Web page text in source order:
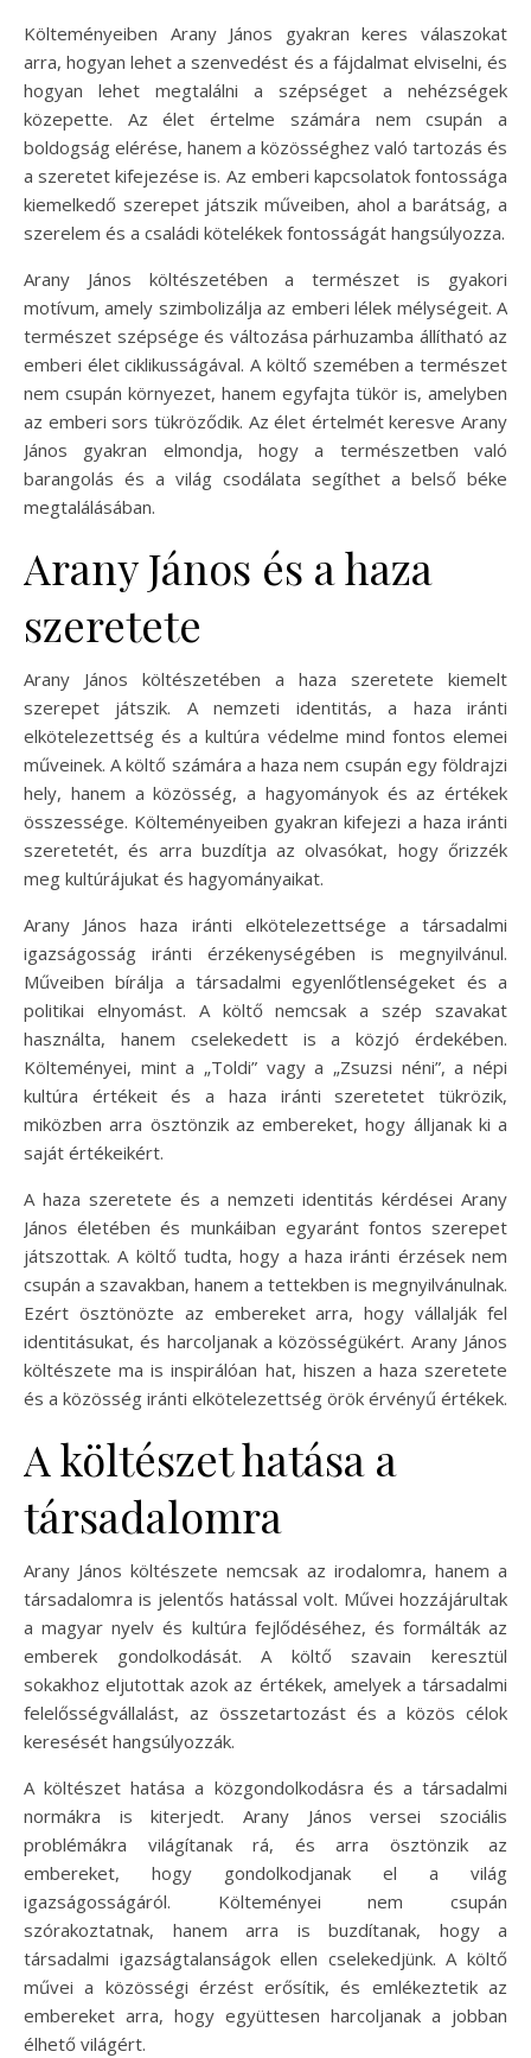
Költeményeiben Arany János gyakran keres válaszokat
arra, hogyan lehet a szenvedést és a fájdalmat elviselni, és
hogyan lehet megtalálni a szépséget a nehézségek
közepette. Az élet értelme számára nem csupán a
boldogság elérése, hanem a közösséghez való tartozás és
a szeretet kifejezése is. Az emberi kapcsolatok fontossága
kiemelkedő szerepet játszik műveiben, ahol a barátság, a
szerelem és a családi kötelékek fontosságát hangsúlyozza.
Arany János költészetében a természet is gyakori
motívum, amely szimbolizálja az emberi lélek mélységeit. A
természet szépsége és változása párhuzamba állítható az
emberi élet ciklikusságával. A költő szemében a természet
nem csupán környezet, hanem egyfajta tükör is, amelyben
az emberi sors tükröződik. Az élet értelmét keresve Arany
János gyakran elmondja, hogy a természetben való
barangolás és a világ csodálata segíthet a belső béke
megtalálásában.
Arany János és a haza
szeretete
Arany János költészetében a haza szeretete kiemelt
szerepet játszik. A nemzeti identitás, a haza iránti
elkötelezettség és a kultúra védelme mind fontos elemei
műveinek. A költő számára a haza nem csupán egy földrajzi
hely, hanem a közösség, a hagyományok és az értékek
összessége. Költeményeiben gyakran kifejezi a haza iránti
szeretetét, és arra buzdítja az olvasókat, hogy őrizzék
meg kultúrájukat és hagyományaikat.
Arany János haza iránti elkötelezettsége a társadalmi
igazságosság iránti érzékenységében is megnyilvánul.
Műveiben bírálja a társadalmi egyenlőtlenségeket és a
politikai elnyomást. A költő nemcsak a szép szavakat
használta, hanem cselekedett is a közjó érdekében.
Költeményei, mint a „Toldi” vagy a „Zsuzsi néni”, a népi
kultúra értékeit és a haza iránti szeretetet tükrözik,
miközben arra ösztönzik az embereket, hogy álljanak ki a
saját értékeikért.
A haza szeretete és a nemzeti identitás kérdései Arany
János életében és munkáiban egyaránt fontos szerepet
játszottak. A költő tudta, hogy a haza iránti érzések nem
csupán a szavakban, hanem a tettekben is megnyilvánulnak.
Ezért ösztönözte az embereket arra, hogy vállalják fel
identitásukat, és harcoljanak a közösségükért. Arany János
költészete ma is inspirálóan hat, hiszen a haza szeretete
és a közösség iránti elkötelezettség örök érvényű értékek.
A költészet hatása a
társadalomra
Arany János költészete nemcsak az irodalomra, hanem a
társadalomra is jelentős hatással volt. Művei hozzájárultak
a magyar nyelv és kultúra fejlődéséhez, és formálták az
emberek gondolkodását. A költő szavain keresztül
sokakhoz eljutottak azok az értékek, amelyek a társadalmi
felelősségvállalást, az összetartozást és a közös célok
keresését hangsúlyozzák.
A költészet hatása a közgondolkodásra és a társadalmi
normákra is kiterjedt. Arany János versei szociális
problémákra világítanak rá, és arra ösztönzik az
embereket, hogy gondolkodjanak el a világ
igazságosságáról. Költeményei nem csupán
szórakoztatnak, hanem arra is buzdítanak, hogy a
társadalmi igazságtalanságok ellen cselekedjünk. A költő
művei a közösségi érzést erősítik, és emlékeztetik az
embereket arra, hogy együttesen harcoljanak a jobban
élhető világért.